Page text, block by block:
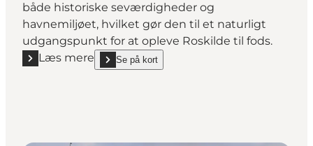
både historiske seværdigheder og
havnemiljøet, hvilket gør den til et naturligt
udgangspunkt for at opleve Roskilde til fods.
Læs mere
Læs mere "Roskilde Station – historisk
Se på kort
show Roskilde Station – historisk knudepunkt tæt